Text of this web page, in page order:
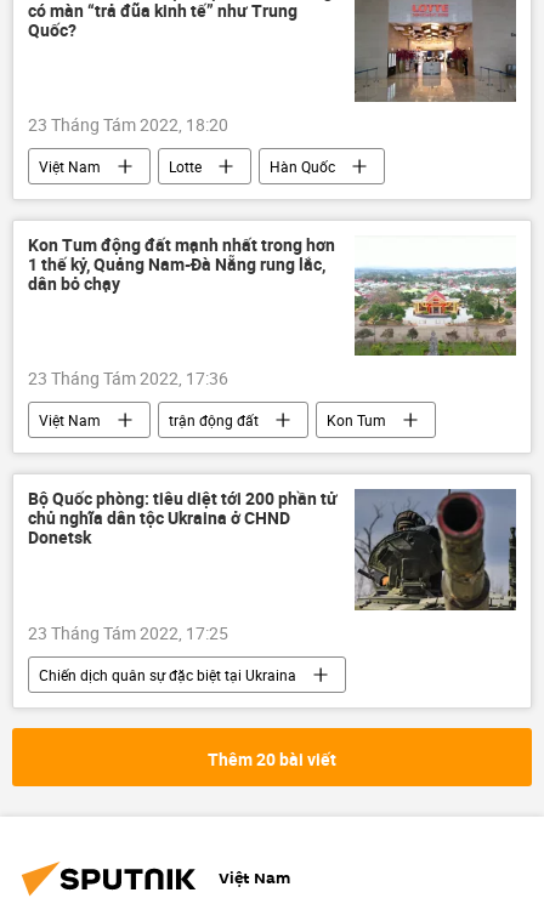
Chính trị
có màn “trả đũa kinh tế” như Trung
Quốc?
23 Tháng Tám 2022, 18:20
Việt Nam Lotte
Hàn Quốc
Trung Quốc
Kinh tế doanh nghiệp
Kon Tum động đất mạnh nhất trong hơn
1 thế kỷ, Quảng Nam-Đà Nẵng rung lắc,
dân bỏ chạy
23 Tháng Tám 2022, 17:36
Việt Nam trận động đất
Kon Tum
thiên nhiên
Bộ Quốc phòng: tiêu diệt tới 200 phần tử
chủ nghĩa dân tộc Ukraina ở CHND
Donetsk
23 Tháng Tám 2022, 17:25
Chiến dịch quân sự đặc biệt tại Ukraina
Nga
Cuộc khủng hoảng ở Ukraina
Bộ Quốc phòng Nga
Igor Konashenkov
Thêm 20 bài viết
Việt Nam